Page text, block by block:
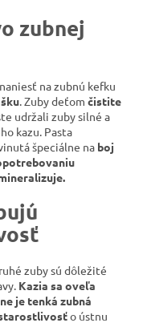
zubnej
na zubnú kefku
. Zuby deťom čistite
udržali zuby silné a
kazu. Pasta
špeciálne na boj
zuby sú dôležité
Kazia sa oveľa
je tenká zubná
o ústnu